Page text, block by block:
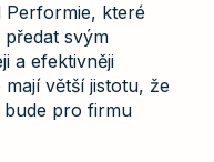
které
svým
a efektivněji
větší jistotu, že
bude pro firmu